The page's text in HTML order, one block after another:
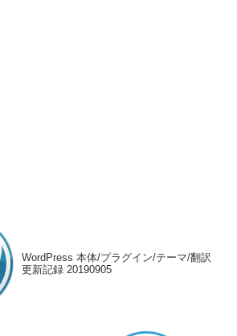
WordPress 本体/プラグイン/テーマ/翻訳
更新記録 20190905